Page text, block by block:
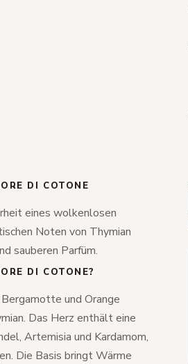
DI COTONE
eines wolkenlosen
Noten von Thymian
sauberen Parfüm.
DI COTONE?
und Orange
Das Herz enthält eine
Artemisia und Kardamom,
Die Basis bringt Wärme